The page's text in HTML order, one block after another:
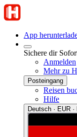
App
Sichere dir
Anmelden
Mehr zu
Posteingang
Reisen
Hilfe
Deutsch · EUR ·